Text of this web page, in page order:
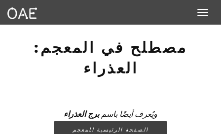
Toggle navigation
مصطلح في المعجم:
العذراء
ويُعرف أيضًا باسمبرج العذراء
الصفحة الرئيسية للمعجم